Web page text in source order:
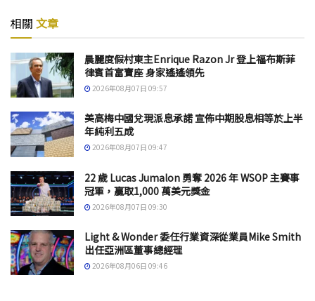
相關 文章
晨麗度假村東主Enrique Razon Jr 登上福布斯菲
律賓首富寶座 身家遙遙領先
2026年08月07日 09:57
美高梅中國兌現派息承諾 宣佈中期股息相等於上半
年純利五成
2026年08月07日 09:47
22 歲 Lucas Jumalon 勇奪 2026 年 WSOP 主賽事
冠軍，贏取1,000 萬美元獎金
2026年08月07日 09:30
Light & Wonder 委任行業資深從業員Mike Smith
出任亞洲區董事總經理
2026年08月06日 09:46